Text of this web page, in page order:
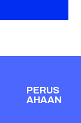
PERUS
AHAAN